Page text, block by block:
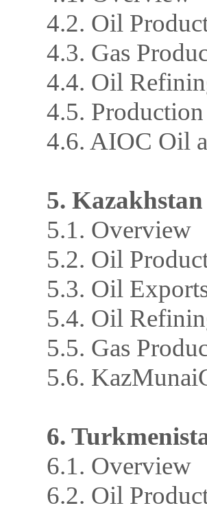
4.2. Oil
4.3. Gas
4.4. Oil
4.5.
4.6. AIOC Oil
5. Kazakhstan
5.1. Overview
5.2. Oil
5.3. Oil
5.4. Oil
5.5. Gas
5.6.
6.
6.1. Overview
6.2. Oil